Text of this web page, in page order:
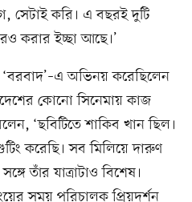
সেটাই করি। এ বছরই দুটি
করার ইচ্ছা আছে।’
অভিনয় করেছিলেন
কোনো সিনেমায় কাজ
‘ছবিটিতে শাকিব খান ছিল।
করেছি। সব মিলিয়ে দারুণ
তাঁর যাত্রাটাও বিশেষ।
সময় পরিচালক প্রিয়দর্শন